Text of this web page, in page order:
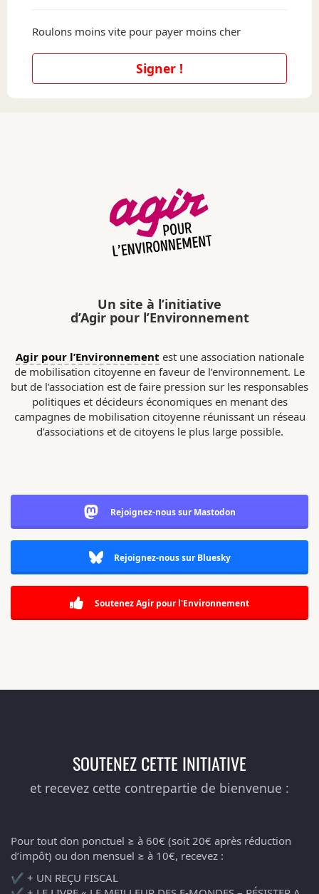
Roulons moins vite pour payer moins cher
Signer !
Un site à l’initiative
d’Agir pour l’Environnement
Agir pour l’Environnement est une association nationale
de mobilisation citoyenne en faveur de l’environnement. Le
but de l’association est de faire pression sur les responsables
politiques et décideurs économiques en menant des
campagnes de mobilisation citoyenne réunissant un réseau
d’associations et de citoyens le plus large possible.
Rejoignez-nous sur Mastodon
Rejoignez-nous sur Bluesky
Soutenez Agir pour l'Environnement
SOUTENEZ CETTE INITIATIVE
et recevez cette contrepartie de bienvenue :
Pour tout don ponctuel ≥ à 60€ (soit 20€ après réduction
d’impôt) ou don mensuel ≥ à 10€, recevez :
✔️ + UN REÇU FISCAL